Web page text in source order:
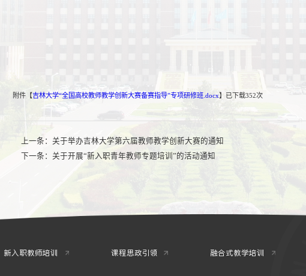
附件【吉林大学“全国高校教师教学创新大赛备赛指导”专项研修班.docx】已下载352次
上一条： 关于举办吉林大学第六届教师教学创新大赛的通知
下一条： 关于开展“新入职青年教师专题培训”的活动通知
新入职教师培训 课程思政引领 融合式教学培训